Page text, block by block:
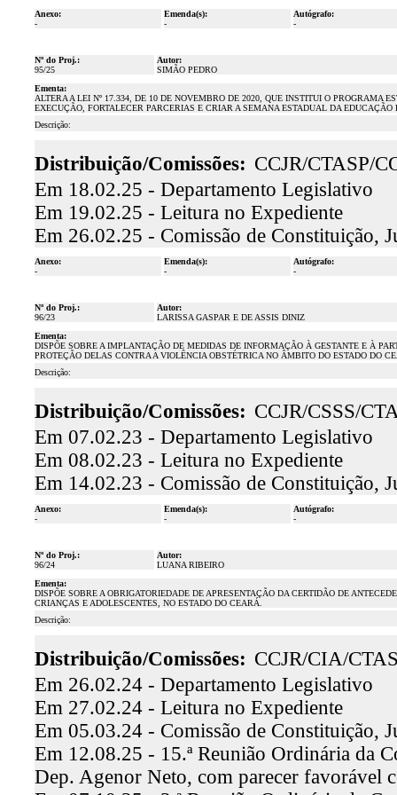
Anexo:
-
Emenda(s):
-
Autógrafo:
-
Nº do Proj.:
95/25
Autor:
SIMÃO PEDRO
Ementa:
ALTERA A LEI Nº 17.334, DE 10 DE NOVEMBRO DE 2020, QUE INSTITUI O PROGRAMA
EXECUÇÃO, FORTALECER PARCERIAS E CRIAR A SEMANA ESTADUAL DA EDUCAÇÃO
Descrição:
Distribuição/Comissões: CCJR/CTASP/
Em 18.02.25 - Departamento Legislativo
Em 19.02.25 - Leitura no Expediente
Em 26.02.25 - Comissão de Constituição,
Anexo:
-
Emenda(s):
-
Autógrafo:
-
Nº do Proj.:
96/23
Autor:
LARISSA GASPAR E DE ASSIS DINIZ
Ementa:
DISPÕE SOBRE A IMPLANTAÇÃO DE MEDIDAS DE INFORMAÇÃO À GESTANTE E À
PROTEÇÃO DELAS CONTRA A VIOLÊNCIA OBSTÉTRICA NO ÂMBITO DO ESTADO DO
Descrição:
Distribuição/Comissões: CCJR/CSSS/
Em 07.02.23 - Departamento Legislativo
Em 08.02.23 - Leitura no Expediente
Em 14.02.23 - Comissão de Constituição,
Anexo:
-
Emenda(s):
-
Autógrafo:
-
Nº do Proj.:
96/24
Autor:
LUANA RIBEIRO
Ementa:
DISPÕE SOBRE A OBRIGATORIEDADE DE APRESENTAÇÃO DA CERTIDÃO DE
CRIANÇAS E ADOLESCENTES, NO ESTADO DO CEARÁ.
Descrição:
Distribuição/Comissões: CCJR/CIA/
Em 26.02.24 - Departamento Legislativo
Em 27.02.24 - Leitura no Expediente
Em 05.03.24 - Comissão de Constituição,
Em 12.08.25 - 15.ª Reunião Ordinária da
Dep. Agenor Neto, com parecer favorável